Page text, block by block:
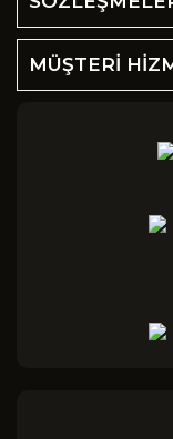
MÜŞTERİ